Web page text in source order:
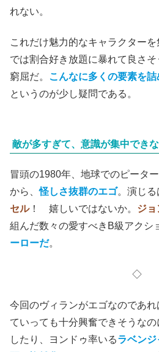
れない。
これだけ魅力的なキャラクター
では割合好き放題に暴れて良さ
窮屈だ。 こんなに多くの要素を
というのが少し疑問である。
敵が多すぎて、意識が集中でき
冒頭の1980年、地球でのピータ
から、怪しさ抜群のエゴ。演じる
セル！ 嬉しいではないか。 ジョ
組んだ数々の愛すべきB級アクシ
ーローだ。
◇
今回のヴィランがエゴなのであ
ていっても十分興奮できそうなの
したり、ヨンドゥ率いるラベン